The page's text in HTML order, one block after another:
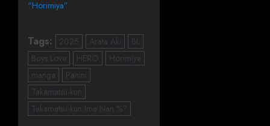
“Horimiya”
Tags: 2025 Arata Aki
BL
Boys Love
HERO
Horimiya
manga
Panini
Takamatsu-kun
Takamatsu-kun Ima Nan %?